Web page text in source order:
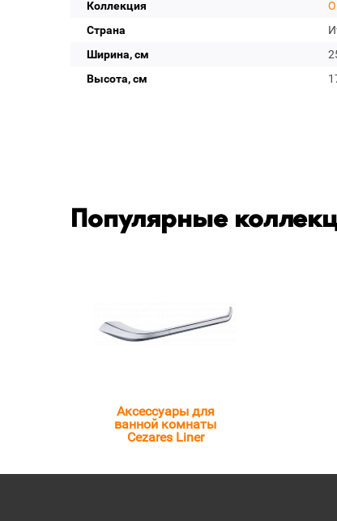
Коллекция
Страна
Ширина, см
Высота, см
Популярные
Аксессуары для
ванной комнаты
Cezares Liner